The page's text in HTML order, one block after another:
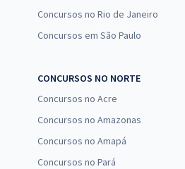
Concursos no Rio de Janeiro
Concursos em São Paulo
CONCURSOS NO NORTE
Concursos no Acre
Concursos no Amazonas
Concursos no Amapá
Concursos no Pará